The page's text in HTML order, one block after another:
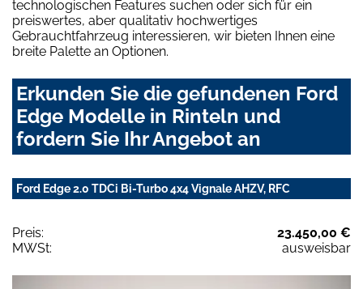
technologischen Features suchen oder sich für ein
preiswertes, aber qualitativ hochwertiges
Gebrauchtfahrzeug interessieren, wir bieten Ihnen eine
breite Palette an Optionen.
Erkunden Sie die gefundenen Ford
Edge Modelle in Rinteln und
fordern Sie Ihr Angebot an
Ford Edge 2.0 TDCi Bi-Turbo 4x4 Vignale AHZV, RFC
Preis:
23.450,00 €
MWSt:
ausweisbar